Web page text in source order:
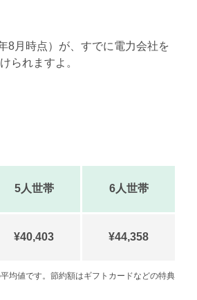
8月時点）が、すでに電力会社を
られますよ。
5人世帯 6人世帯
¥40,403 ¥44,358
均値です。節約額はギフトカードなどの特典